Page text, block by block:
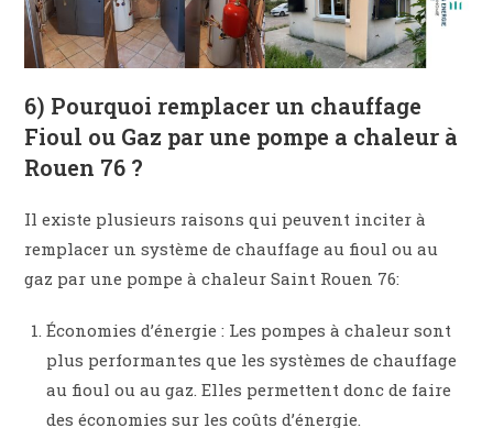
6) Pourquoi remplacer un chauffage
Fioul ou Gaz par une pompe a chaleur à
Rouen 76 ?
Il existe plusieurs raisons qui peuvent inciter à
remplacer un système de chauffage au fioul ou au
gaz par une pompe à chaleur Saint Rouen 76:
Économies d’énergie : Les pompes à chaleur sont
plus performantes que les systèmes de chauffage
au fioul ou au gaz. Elles permettent donc de faire
des économies sur les coûts d’énergie.